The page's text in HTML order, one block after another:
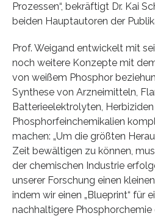
Prozessen“, bekräftigt Dr. Kai
beiden Hauptautoren der
Prof. Weigand entwickelt mit
noch weitere Konzepte mit
von weißem Phosphor
Synthese von Arzneimitteln,
Batterieelektrolyten,
Phosphorfeinchemikalien
machen: „Um die größten
Zeit bewältigen zu können,
der chemischen Industrie
unserer Forschung einen
indem wir einen „Blueprint“ für
nachhaltigere Phosphorchemie